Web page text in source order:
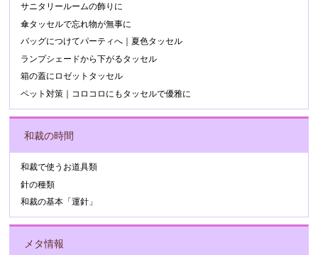
サニタリールームの飾りに
傘タッセルで忘れ物が無事に
バッグにつけてパーティへ｜夏色タッセル
ランプシェードから下がるタッセル
箱の蓋にロゼットタッセル
ペット対策｜コロコロにもタッセルで優雅に
和裁の時間
和裁で使うお道具類
針の種類
和裁の基本「運針」
メタ情報